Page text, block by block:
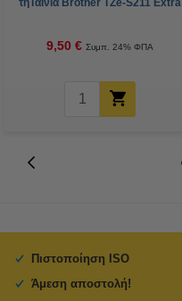
τηΤαινία Brother TZe-S211 Extra
White
9,50 € Συμπ. 24% ΦΠΑ
Πιστοποίηση ISO
Άμεση αποστολή!